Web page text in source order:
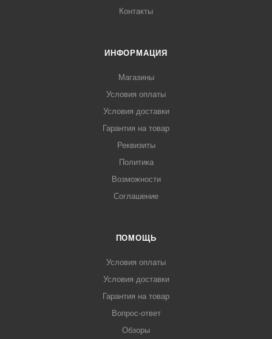
Контакты
ИНФОРМАЦИЯ
Магазины
Условия оплаты
Условия доставки
Гарантия на товар
Реквизиты
Политика
Возможности
Соглашение
ПОМОЩЬ
Условия оплаты
Условия доставки
Гарантия на товар
Вопрос-ответ
Обзоры